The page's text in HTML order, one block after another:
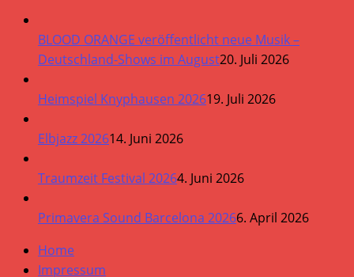
BLOOD ORANGE veröffentlicht neue Musik –
Deutschland-Shows im August20. Juli 2026
Heimspiel Knyphausen 202619. Juli 2026
Elbjazz 202614. Juni 2026
Traumzeit Festival 20264. Juni 2026
Primavera Sound Barcelona 20266. April 2026
Home
Impressum